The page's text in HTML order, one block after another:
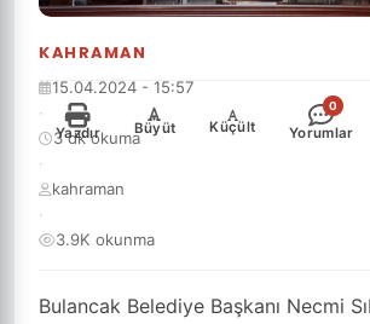
KAHRAMAN
Bulancak Belediye Başkanı Necmi
15.04.2024 - 15:57
·
3 dk okuma
·
kahraman
·
3.9K okunma
Yazdır
+
Büyüt
-
Küçült
0
Yorumlar